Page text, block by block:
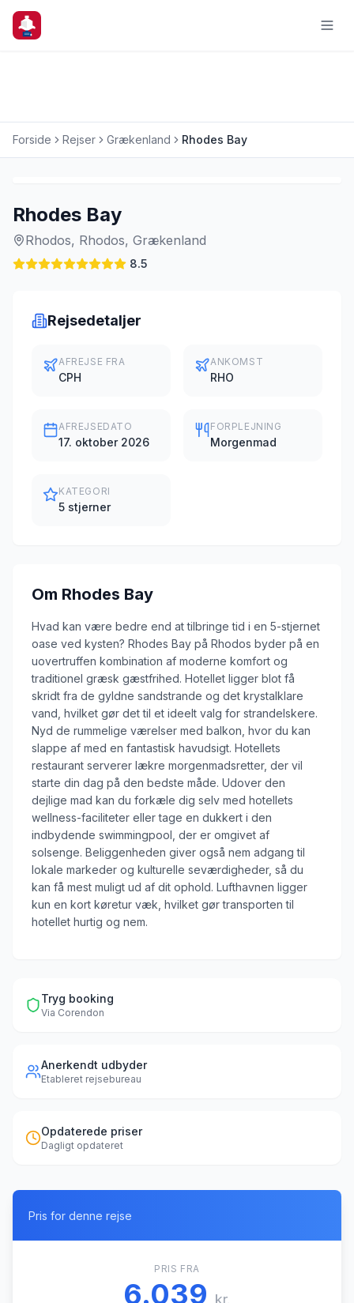
Forside Rejser Grækenland Rhodes Bay
Rhodes Bay
Rhodos, Rhodos, Grækenland
8.5
Rejsedetaljer
AFREJSE FRA
CPH
ANKOMST
RHO
AFREJSEDATO
17. oktober 2026
FORPLEJNING
Morgenmad
KATEGORI
5 stjerner
Om Rhodes Bay
Hvad kan være bedre end at tilbringe tid i en 5-stjernet
oase ved kysten? Rhodes Bay på Rhodos byder på en
uovertruffen kombination af moderne komfort og
traditionel græsk gæstfrihed. Hotellet ligger blot få
skridt fra de gyldne sandstrande og det krystalklare
vand, hvilket gør det til et ideelt valg for strandelskere.
Nyd de rummelige værelser med balkon, hvor du kan
slappe af med en fantastisk havudsigt. Hotellets
restaurant serverer lækre morgenmadsretter, der vil
starte din dag på den bedste måde. Udover den
dejlige mad kan du forkæle dig selv med hotellets
wellness-faciliteter eller tage en dukkert i den
indbydende swimmingpool, der er omgivet af
solsenge. Beliggenheden giver også nem adgang til
lokale markeder og kulturelle seværdigheder, så du
kan få mest muligt ud af dit ophold. Lufthavnen ligger
kun en kort køretur væk, hvilket gør transporten til
hotellet hurtig og nem.
Tryg booking
Via Corendon
Anerkendt udbyder
Etableret rejsebureau
Opdaterede priser
Dagligt opdateret
Pris for denne rejse
PRIS FRA
6.039 kr.